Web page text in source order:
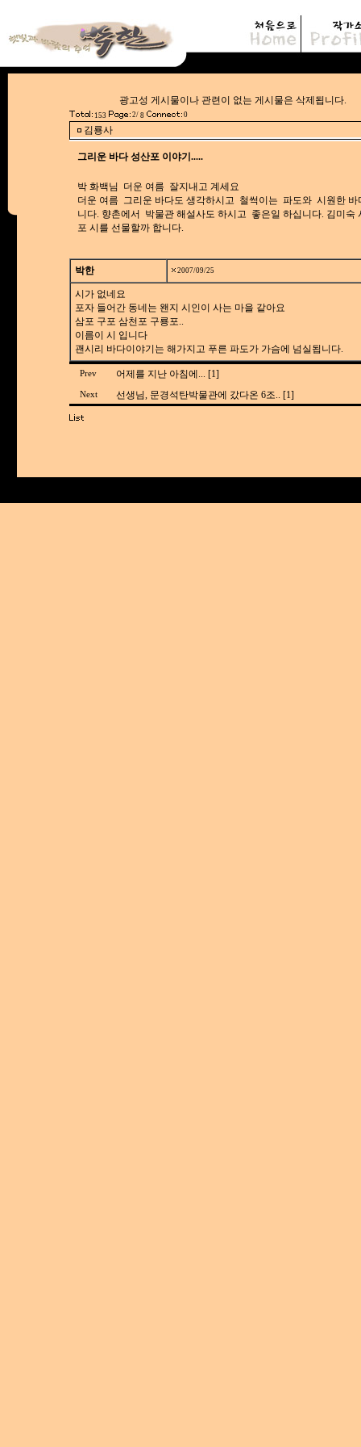
광고성 게시물이나 관련이 없는 게시물
153 2/ 8 0
김룡사
그리운 바다 성산포 이야기.....
박 화백님 더운 여름 잘지내고 계세요
더운 여름 그리운 바다도 생각하시고 철썩이는 파도와 시원한
니다. 향촌에서 박물관 해설사도 하시고 좋은일 하십니다. 김미
포 시를 선물할까 합니다.
박한 2007/09/25
시가 없네요
포자 들어간 동네는 왠지 시인이 사는 마을 같아요
삼포 구포 삼천포 구룡포..
이름이 시 입니다
괜시리 바다이야기는 해가지고 푸른 파도가 가슴에 넘실됩니다.
Prev 어제를 지난 아침에... [1]
Next 선생님, 문경석탄박물관에 갔다온 6조.. [1]